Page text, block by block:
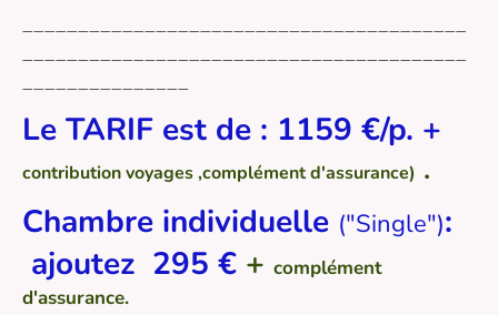
________________________________________
________________________________________
_______________
Le TARIF est de : 1159 €/p. +
contribution voyages ,complément d'assurance) .
Chambre individuelle ("Single"):
ajoutez 295 € + complément
d'assurance.